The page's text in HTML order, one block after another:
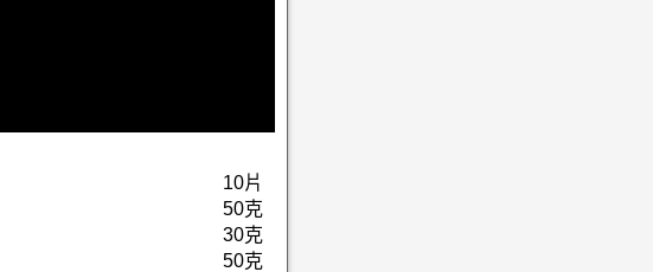
10片
50克
30克
50克